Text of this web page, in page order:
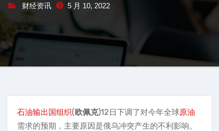
财经资讯 5 月 10, 2022
石油输出国组织(欧佩克)12日下调了对今年全球原油
需求的预期，主要原因是俄乌冲突产生的不利影响。